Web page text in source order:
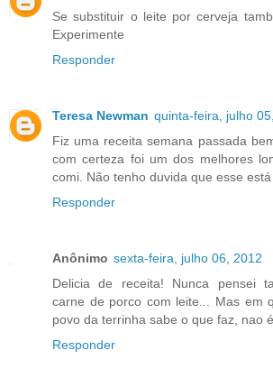
Se substituir o leite por cerveja
Experimente
Responder
Teresa Newman quinta-feira, julho
Fiz uma receita semana passada
com certeza foi um dos melhores
comi. Não tenho duvida que esse
Responder
Anônimo sexta-feira, julho 06, 2012
Delicia de receita! Nunca pensei
carne de porco com leite... Mas em
povo da terrinha sabe o que faz, nao
Responder